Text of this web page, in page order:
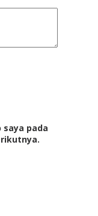
saya pada